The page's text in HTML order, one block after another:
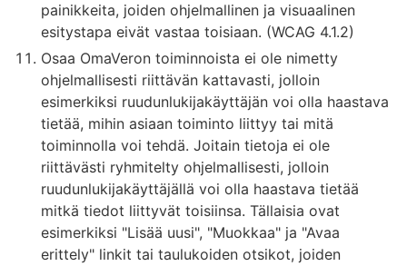
painikkeita, joiden ohjelmallinen ja visuaalinen
esitystapa eivät vastaa toisiaan. (WCAG 4.1.2)
Osaa OmaVeron toiminnoista ei ole nimetty
ohjelmallisesti riittävän kattavasti, jolloin
esimerkiksi ruudunlukijakäyttäjän voi olla haastava
tietää, mihin asiaan toiminto liittyy tai mitä
toiminnolla voi tehdä. Joitain tietoja ei ole
riittävästi ryhmitelty ohjelmallisesti, jolloin
ruudunlukijakäyttäjällä voi olla haastava tietää
mitkä tiedot liittyvät toisiinsa. Tällaisia ovat
esimerkiksi "Lisää uusi", "Muokkaa" ja "Avaa
erittely" linkit tai taulukoiden otsikot, joiden